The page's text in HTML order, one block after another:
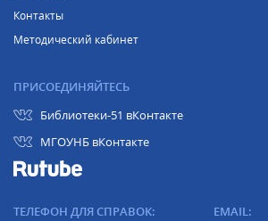
Контакты
Методический кабинет
ПРИСОЕДИНЯЙТЕСЬ
Библиотеки-51 вКонтакте
МГОУНБ вКонтакте
ТЕЛЕФОН ДЛЯ СПРАВОК: EMAIL: